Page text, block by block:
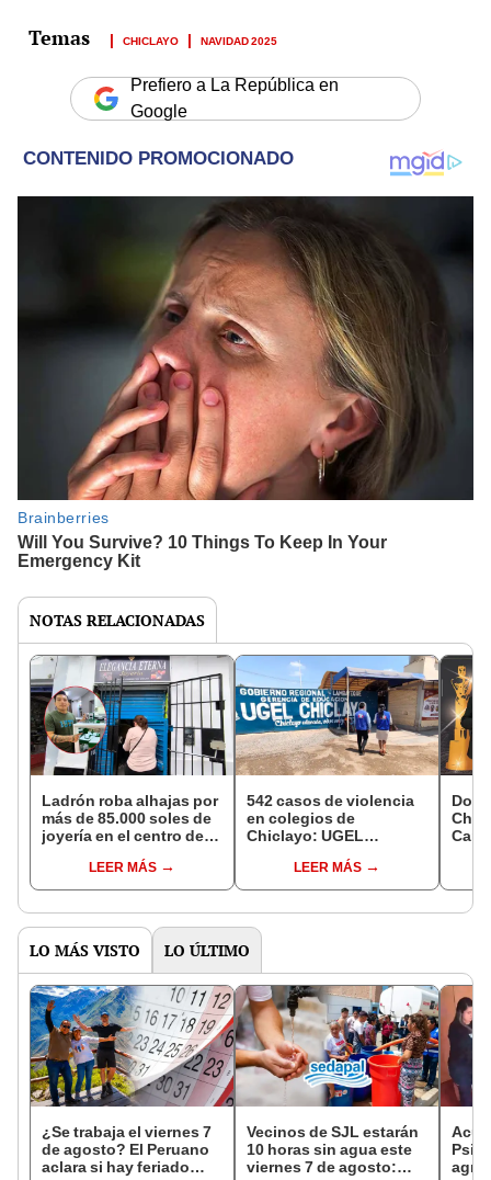
CHICLAYO NAVIDAD 2025
Prefiero a La República en
Google
NOTAS RELACIONADAS
Ladrón roba alhajas por
más de 85.000 soles de
joyería en el centro de
LEER MÁS
542 casos de violencia
en colegios de
Chiclayo: UGEL
50 % respecto al año
pasado
LEER MÁS
2025
LO MÁS VISTO LO ÚLTIMO
¿Se trabaja el viernes 7
de agosto? El Peruano
aclara si hay feriado
Vecinos de SJL estarán
10 horas sin agua este
viernes 7 de agosto: